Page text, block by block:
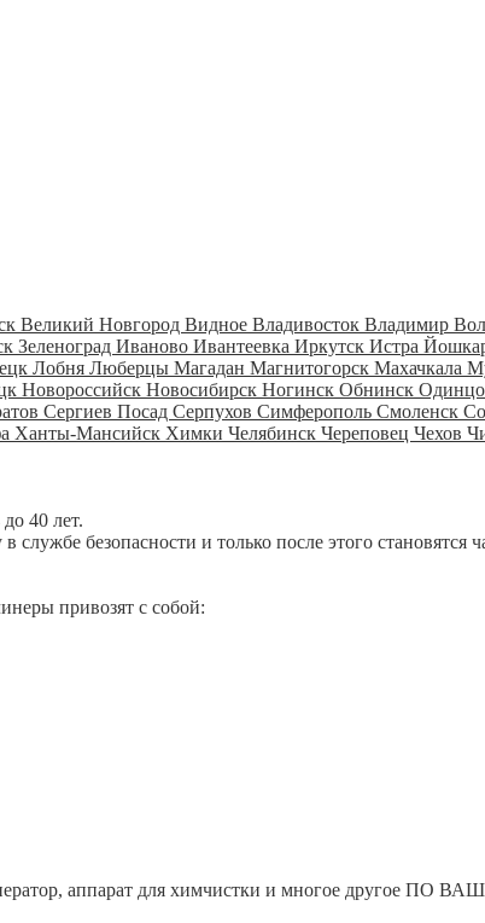
Великий Новгород Видное Владивосток Владимир
Зеленоград Иваново Ивантеевка Иркутск Истра
Лобня Люберцы Магадан Магнитогорск Махачкала
Новороссийск Новосибирск Ногинск Обнинск
Сергиев Посад Серпухов Симферополь Смоленск
Ханты-Мансийск Химки Челябинск Череповец Чехов
40 лет.
безопасности и только после этого становятся
привозят с собой:
аппарат для химчистки и многое другое ПО